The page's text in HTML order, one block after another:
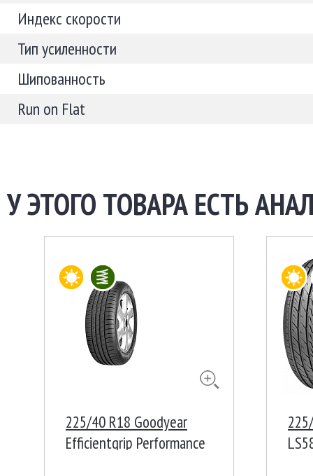
Индекс скорости
Тип усиленности
Шипованность
Run on Flat
У ЭТОГО ТОВАРА ЕСТЬ
225/40 R18 Goodyear
Efficientgrip Performance